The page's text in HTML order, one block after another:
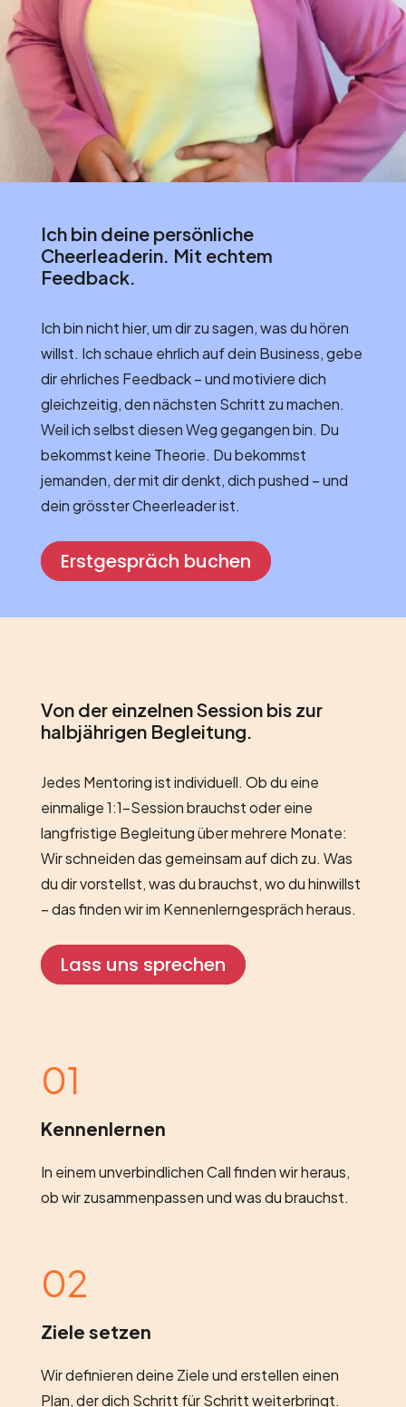
Ich bin deine persönliche
Cheerleaderin. Mit echtem
Feedback.
Ich bin nicht hier, um dir zu sagen, was du hören
willst. Ich schaue ehrlich auf dein Business, gebe
dir ehrliches Feedback – und motiviere dich
gleichzeitig, den nächsten Schritt zu machen.
Weil ich selbst diesen Weg gegangen bin. Du
bekommst keine Theorie. Du bekommst
jemanden, der mit dir denkt, dich pushed – und
dein grösster Cheerleader ist.
Erstgespräch buchen
Von der einzelnen Session bis zur
halbjährigen Begleitung.
Jedes Mentoring ist individuell. Ob du eine
einmalige 1:1-Session brauchst oder eine
langfristige Begleitung über mehrere Monate:
Wir schneiden das gemeinsam auf dich zu. Was
du dir vorstellst, was du brauchst, wo du hinwillst
– das finden wir im Kennenlerngespräch heraus.
Lass uns sprechen
01
Kennenlernen
In einem unverbindlichen Call finden wir heraus,
ob wir zusammenpassen und was du brauchst.
02
Ziele setzen
Wir definieren deine Ziele und erstellen einen
Plan, der dich Schritt für Schritt weiterbringt.